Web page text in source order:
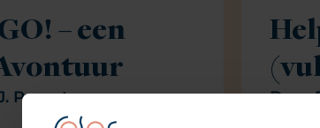
– een
Pernet Door